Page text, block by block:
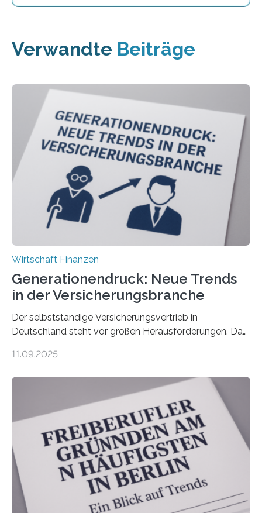
Verwandte Beiträge
Wirtschaft Finanzen
Generationendruck: Neue Trends
in der Versicherungsbranche
Der selbstständige Versicherungsvertrieb in
Deutschland steht vor großen Herausforderungen. Das
Dr. Matthias Beenken und Prof. Dr. Lukas Linnenbrink
Bundesverbands Deutscher Versicherungskaufleute e.V.
durchgeführt haben. Die Studie basiert auf den
Antworten von 1.440 selbstständigen
Versicherungsvertreter*innen und -makler*innen. Ein
Ergebnis: Deutlich mehr als die Hälfte der Befragten ist
über 50 Jahre alt und wird in den nächsten Jahren eine
Nachfolgeregelung benötigen. Aber nur ein Drittel hat
bereits Regelungen…
11.09.2025